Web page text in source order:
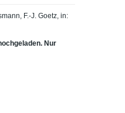
F.-J. Goetz, in:
Nur